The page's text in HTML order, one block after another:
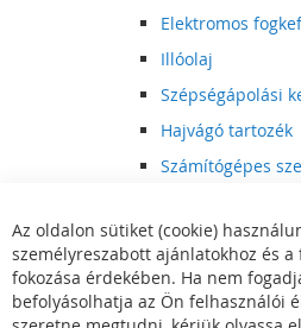
Elektromos
Illóolaj
Szépségápolási
Hajvágó tartozék
Számítógépes
Hajvágó
Szórakoztató elektronika
Multimédia
DVD, BluRay
Az oldalon sütiket (cookie)
személyreszabott ajánlatokhoz és
fokozása érdekében. Ha nem
befolyásolhatja az Ön felhasználói